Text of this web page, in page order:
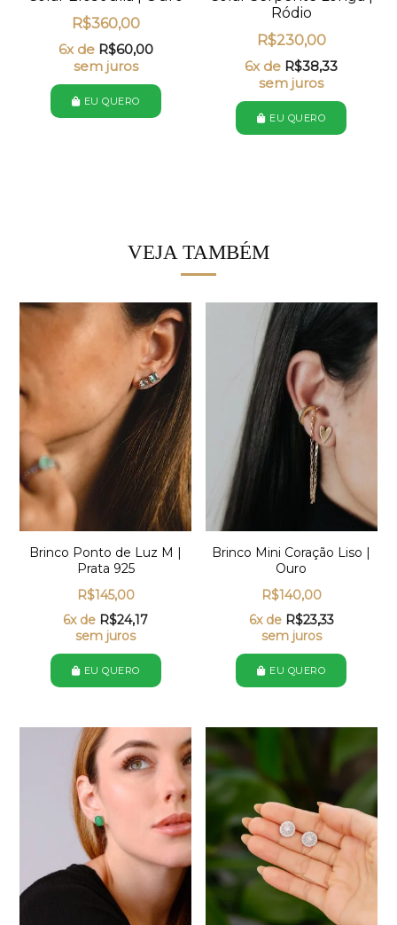
R$360,00
6x de R$60,00
sem juros
EU QUERO
Ródio
R$230,00
6x de R$38,33
sem juros
EU QUERO
VEJA TAMBÉM
Brinco Ponto de Luz M |
Prata 925
R$145,00
6x de R$24,17
sem juros
EU QUERO
Brinco Mini Coração Liso |
Ouro
R$140,00
6x de R$23,33
sem juros
EU QUERO